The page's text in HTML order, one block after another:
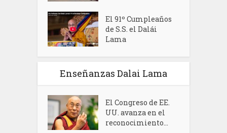
El 91º Cumpleaños
de S.S. el Dalái
Lama
Enseñanzas Dalai Lama
El Congreso de EE.
UU. avanza en el
reconocimiento...